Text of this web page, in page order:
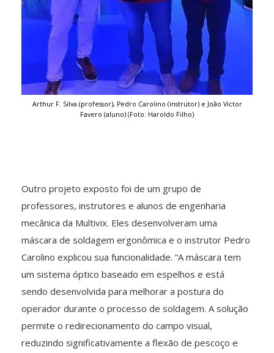
Arthur F. Silva (professor), Pedro Carolino (instrutor) e João Victor
Favero (aluno) (Foto: Haroldo Filho)
Outro projeto exposto foi de um grupo de
professores, instrutores e alunos de engenharia
mecânica da Multivix. Eles desenvolveram uma
máscara de soldagem ergonômica e o instrutor Pedro
Carolino explicou sua funcionalidade. “A máscara tem
um sistema óptico baseado em espelhos e está
sendo desenvolvida para melhorar a postura do
operador durante o processo de soldagem. A solução
permite o redirecionamento do campo visual,
reduzindo significativamente a flexão de pescoço e